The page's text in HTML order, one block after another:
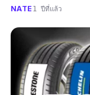
NATE 1 ปีที่แล้ว